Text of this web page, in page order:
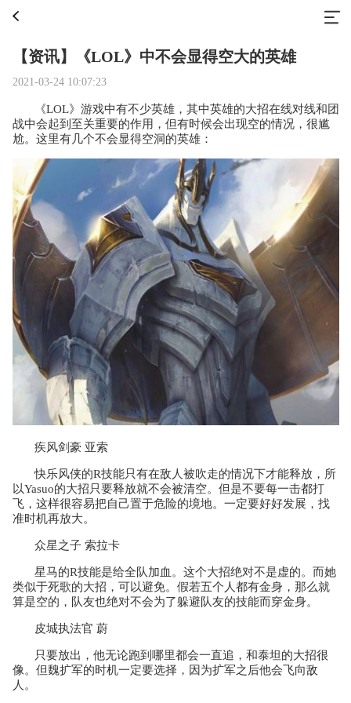
【资讯】《LOL》中不会显得空大的英雄
2021-03-24 10:07:23
《LOL》游戏中有不少英雄，其中英雄的大招在线对线和团
战中会起到至关重要的作用，但有时候会出现空的情况，很尴
尬。这里有几个不会显得空洞的英雄：
疾风剑豪 亚索
快乐风侠的R技能只有在敌人被吹走的情况下才能释放，所
以Yasuo的大招只要释放就不会被清空。但是不要每一击都打
飞，这样很容易把自己置于危险的境地。一定要好好发展，找
准时机再放大。
众星之子 索拉卡
星马的R技能是给全队加血。这个大招绝对不是虚的。而她
类似于死歌的大招，可以避免。假若五个人都有金身，那么就
算是空的，队友也绝对不会为了躲避队友的技能而穿金身。
皮城执法官 蔚
只要放出，他无论跑到哪里都会一直追，和泰坦的大招很
像。但魏扩军的时机一定要选择，因为扩军之后他会飞向敌
人。